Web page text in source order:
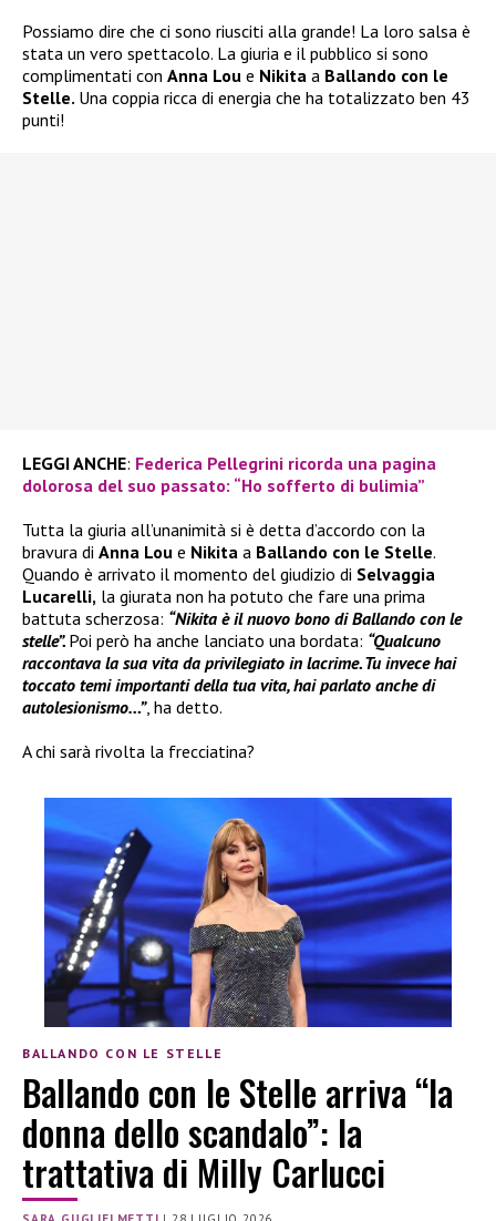
Possiamo dire che ci sono riusciti alla grande! La loro salsa è
stata un vero spettacolo. La giuria e il pubblico si sono
complimentati con Anna Lou e Nikita a Ballando con le
Stelle. Una coppia ricca di energia che ha totalizzato ben 43
punti!
LEGGI ANCHE: Federica Pellegrini ricorda una pagina
dolorosa del suo passato: “Ho sofferto di bulimia”
Tutta la giuria all’unanimità si è detta d’accordo con la
bravura di Anna Lou e Nikita a Ballando con le Stelle.
Quando è arrivato il momento del giudizio di Selvaggia
Lucarelli, la giurata non ha potuto che fare una prima
battuta scherzosa: “Nikita è il nuovo bono di Ballando con le
stelle”. Poi però ha anche lanciato una bordata: “Qualcuno
raccontava la sua vita da privilegiato in lacrime. Tu invece hai
toccato temi importanti della tua vita, hai parlato anche di
autolesionismo…”, ha detto.
A chi sarà rivolta la frecciatina?
BALLANDO CON LE STELLE
Ballando con le Stelle arriva “la
donna dello scandalo”: la
trattativa di Milly Carlucci